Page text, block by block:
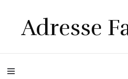
Adresse